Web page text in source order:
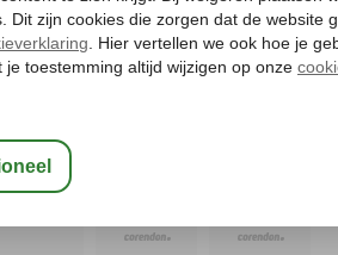
Gratis annuleren*